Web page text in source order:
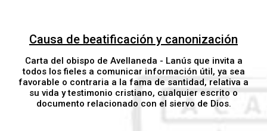
Causa de beatificación y canonización
Carta del obispo de Avellaneda - Lanús que invita a
todos los fieles a comunicar información útil, ya sea
favorable o contraria a la fama de santidad, relativa a
su vida y testimonio cristiano, cualquier escrito o
documento relacionado con el siervo de Dios.